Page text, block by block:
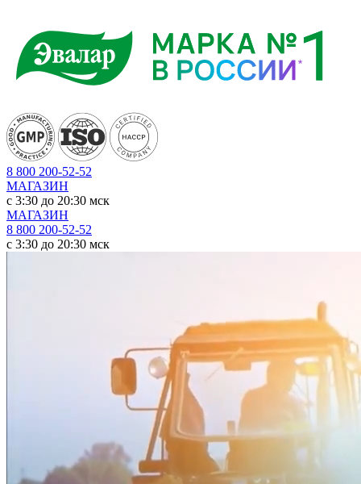
8 800 200-52-52
МАГАЗИН
c 3:30 до 20:30 мск
МАГАЗИН
8 800 200-52-52
c 3:30 до 20:30 мск